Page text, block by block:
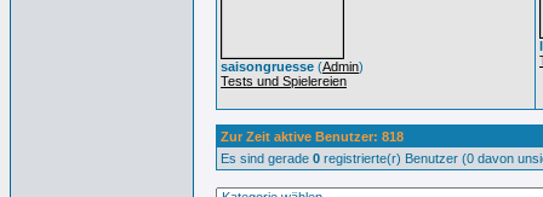
saisongruesse (Admin)
Tests und Spielereien
Zur Zeit aktive Benutzer: 818
Es sind gerade 0 registrierte(r) Benutzer (0 davon